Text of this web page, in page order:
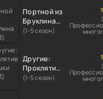
Портной из
Бруклина
(2023)
(1-5 сезон)
Другие:
Проклятие
кукушки
(1-5 сезон)